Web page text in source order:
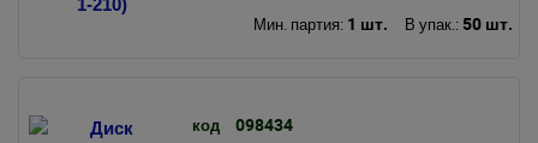
Мин. партия: 1 шт. В упак.: 50 шт.
код 098434